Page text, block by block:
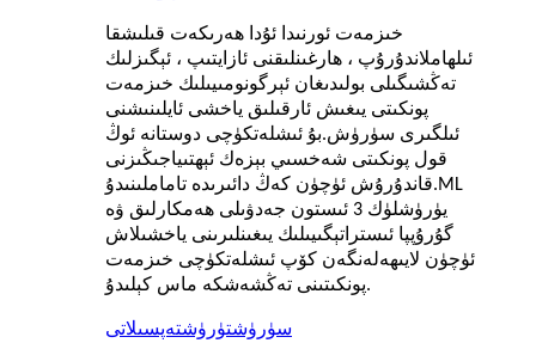
خىزمەت ئورنىدا ئۇدا ھەرىكەت قىلىشقا
ئىلھاملاندۇرۇپ ، ھارغىنلىقنى ئازايتىپ ، ئېگىزلىك
تەڭشىگىلى بولىدىغان ئېرگونومىيىلىك خىزمەت
پونكىتى يىغىش ئارقىلىق ياخشى ئايلىنىشنى
ئىلگىرى سۈرۈش.بۇ ئىشلەتكۈچى دوستانە ئوڭ
قول پونكىتى شەخسىي بېزەك ئېھتىياجىڭىزنى
قاندۇرۇش ئۈچۈن كەڭ دائىرىدە تاماملىنىدۇ.ML
يۈرۈشلۈك 3 ئىستون جەدۋىلى ھەمكارلىق ۋە
گۇرۇپپا ئىستراتېگىيىلىك يىغىنلىرىنى ياخشىلاش
ئۈچۈن لايىھەلەنگەن كۆپ ئىشلەتكۈچى خىزمەت
پونكىتىنى تەڭشەشكە ماس كېلىدۇ.
سۈرۈشتۈرۈشتەپسىلاتى